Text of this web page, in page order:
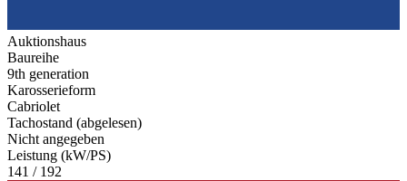
Auktionshaus
Baureihe
9th generation
Karosserieform
Cabriolet
Tachostand (abgelesen)
Nicht angegeben
Leistung (kW/PS)
141 / 192